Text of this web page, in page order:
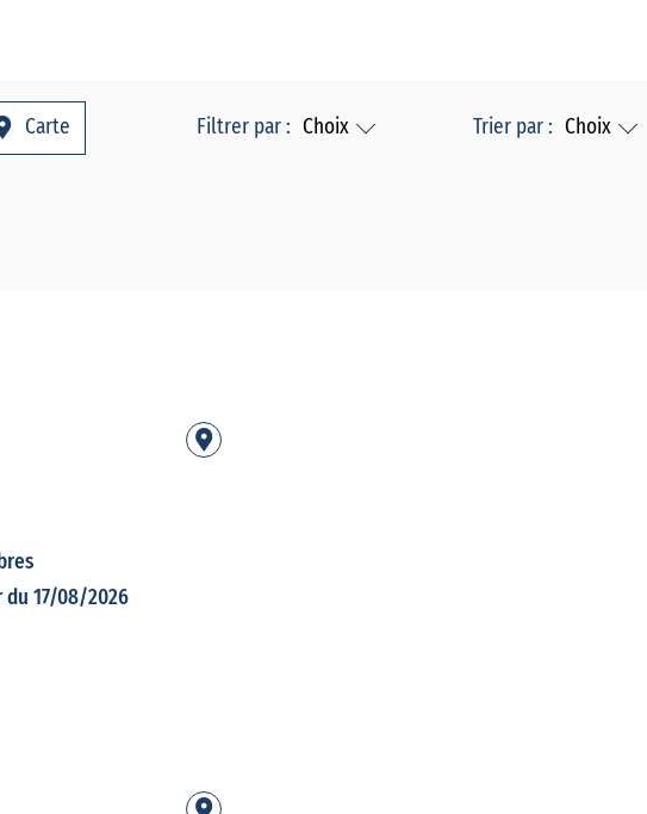
Carte Filtrer par : Choix Trier par : Choix
du 17/08/2026